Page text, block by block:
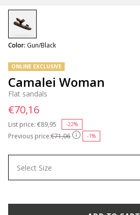
ONLINE EXCLUSIVE
Camalei Woman
Flat sandals
Previous price:€71,06 -1%
List price: Price reduced from
€89,95 -22%
€70,16
Color: Gun/Black
selected
Select Size